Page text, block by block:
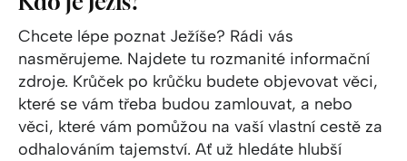
Chcete lépe poznat Ježíše? Rádi vás
nasměrujeme. Najdete tu rozmanité informační
zdroje. Krůček po krůčku budete objevovat věci,
které se vám třeba budou zamlouvat, a nebo
věci, které vám pomůžou na vaší vlastní cestě za
odhalováním tajemství. Ať už hledáte hlubší